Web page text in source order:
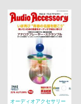
オーディオアクセサリー